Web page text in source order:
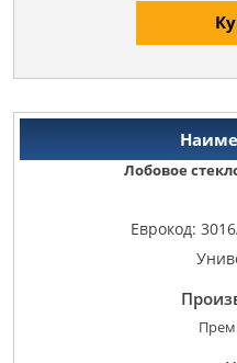
Лобовое
Еврокод: